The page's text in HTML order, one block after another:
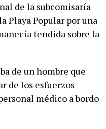
de la subcomisaría
Playa Popular por una
tendida sobre la
de un hombre que
de los esfuerzos
médico a bordo